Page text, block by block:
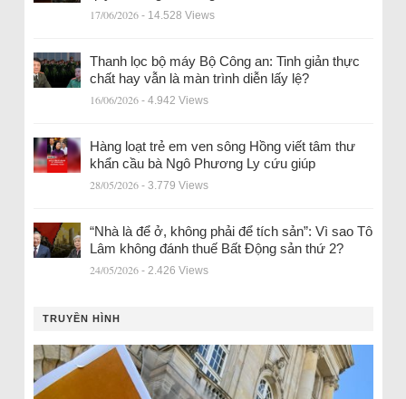
17/06/2026 - 14.528 Views
Thanh lọc bộ máy Bộ Công an: Tinh giản thực
chất hay vẫn là màn trình diễn lấy lệ?
16/06/2026 - 4.942 Views
Hàng loạt trẻ em ven sông Hồng viết tâm thư
khẩn cầu bà Ngô Phương Ly cứu giúp
28/05/2026 - 3.779 Views
“Nhà là để ở, không phải để tích sản”: Vì sao Tô
Lâm không đánh thuế Bất Động sản thứ 2?
24/05/2026 - 2.426 Views
TRUYỀN HÌNH